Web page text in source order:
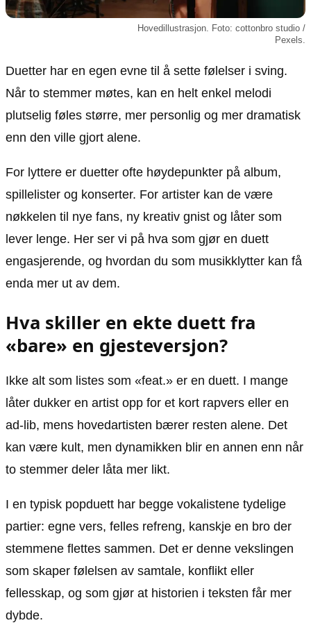
Kontakt oss
Hovedillustrasjon. Foto: cottonbro studio /
Pexels.
Duetter har en egen evne til å sette følelser i sving.
Når to stemmer møtes, kan en helt enkel melodi
plutselig føles større, mer personlig og mer dramatisk
enn den ville gjort alene.
For lyttere er duetter ofte høydepunkter på album,
spillelister og konserter. For artister kan de være
nøkkelen til nye fans, ny kreativ gnist og låter som
lever lenge. Her ser vi på hva som gjør en duett
engasjerende, og hvordan du som musikklytter kan få
enda mer ut av dem.
Hva skiller en ekte duett fra
«bare» en gjesteversjon?
Ikke alt som listes som «feat.» er en duett. I mange
låter dukker en artist opp for et kort rapvers eller en
ad-lib, mens hovedartisten bærer resten alene. Det
kan være kult, men dynamikken blir en annen enn når
to stemmer deler låta mer likt.
I en typisk popduett har begge vokalistene tydelige
partier: egne vers, felles refreng, kanskje en bro der
stemmene flettes sammen. Det er denne vekslingen
som skaper følelsen av samtale, konflikt eller
fellesskap, og som gjør at historien i teksten får mer
dybde.